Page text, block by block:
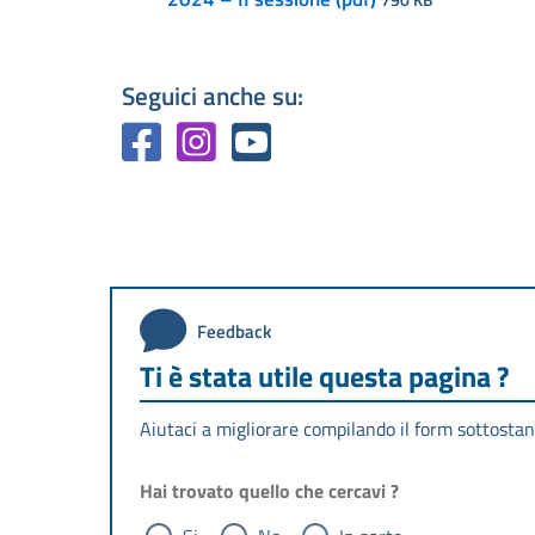
Seguici anche su:
Feedback
Ti è stata utile questa pagina ?
Aiutaci a migliorare compilando il form
Hai trovato quello che cercavi ?